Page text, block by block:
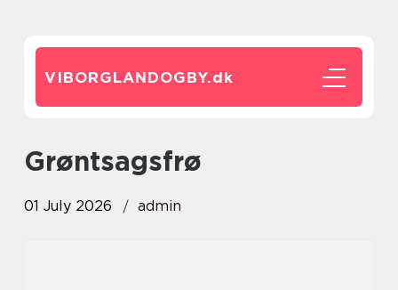
VIBORGLANDOGBY.dk
Grøntsagsfrø
01 July 2026 admin